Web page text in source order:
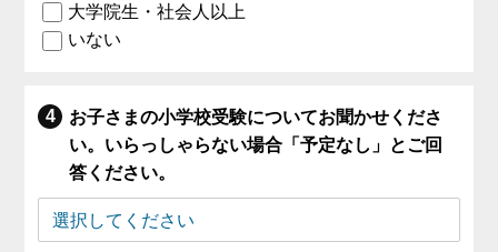
大学院生・社会人以上
いない
お子さまの小学校受験についてお聞かせくださ
い。いらっしゃらない場合「予定なし」とご回
答ください。